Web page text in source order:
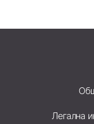
Легална